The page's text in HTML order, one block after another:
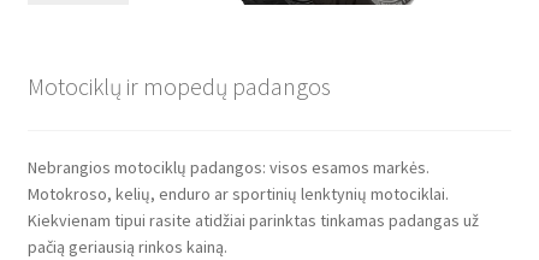
Motociklų ir mopedų padangos
Nebrangios motociklų padangos: visos esamos markės.
Motokroso, kelių, enduro ar sportinių lenktynių motociklai.
Kiekvienam tipui rasite atidžiai parinktas tinkamas padangas už
pačią geriausią rinkos kainą.